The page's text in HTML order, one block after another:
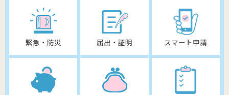
緊急・防災 届出・証明 スマート申請